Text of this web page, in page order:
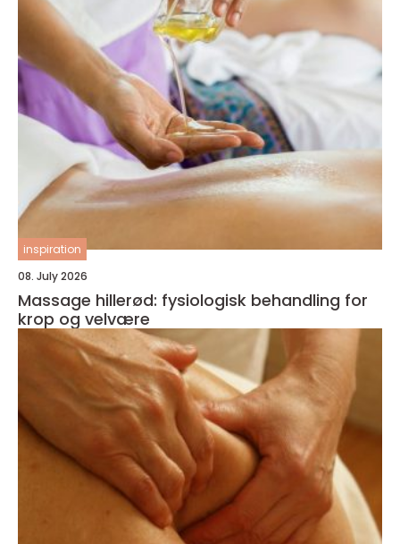
inspiration
08. July 2026
Massage hillerød: fysiologisk behandling for
krop og velvære